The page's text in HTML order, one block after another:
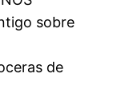
sobre
de